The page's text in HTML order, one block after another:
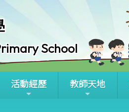
School
活動經歷 教師天地